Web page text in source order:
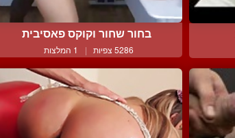
בחור שחור וקוקס פאסיבית
5286 צפיות | 1 המלצות